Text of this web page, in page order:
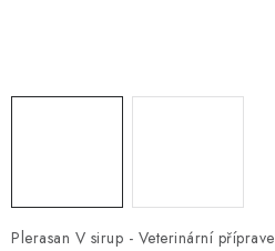
Ceník dopravy Kontakty
Plerasan V sirup - Veterinární